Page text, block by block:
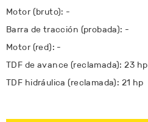
Motor (bruto): -
Barra de tracción (probada): -
Motor (red): -
TDF de avance (reclamada): 23 hp
TDF hidráulica (reclamada): 21 hp